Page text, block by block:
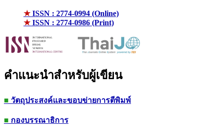
★ISSN : 2774-0994 (Online)
★ISSN : 2774-0986 (Print)
คำแนะนำสำหรับผู้เขียน
■ วัตถุประสงค์และขอบข่ายการตีพิมพ์
■ กองบรรณาธิการ